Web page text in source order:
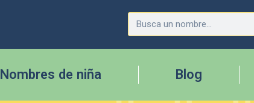
Nombres de niña Blog